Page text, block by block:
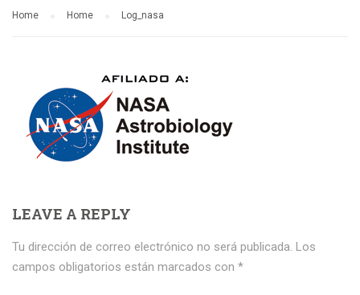
Home Home Log_nasa
LEAVE A REPLY
Tu dirección de correo electrónico no será publicada. Los
campos obligatorios están marcados con *